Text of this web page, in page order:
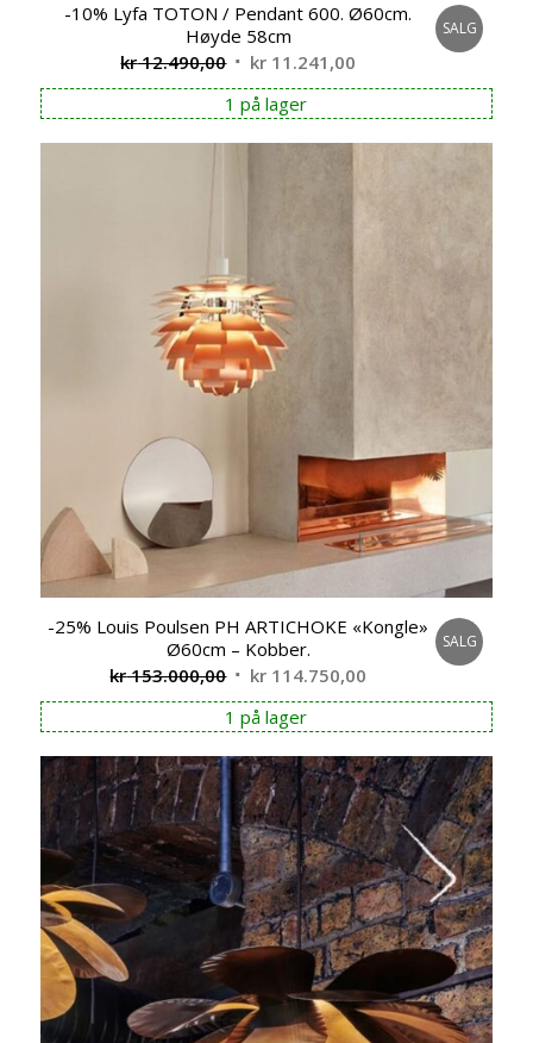
-10% Lyfa TOTON / Pendant 600. Ø60cm.
Høyde 58cm
kr12.490,00 Opprinnelig
pris
var:
kr 12.490,00.
kr 11.241,00
pris
er:
kr 11.241,00.
SALG
1 på lager
-25% Louis Poulsen PH ARTICHOKE «Kongle»
Ø60cm – Kobber.
kr153.000,00 Opprinnelig
pris
var:
kr 153.000,00.
kr 114.750,00
pris
er:
kr 114.750,00.
SALG
1 på lager